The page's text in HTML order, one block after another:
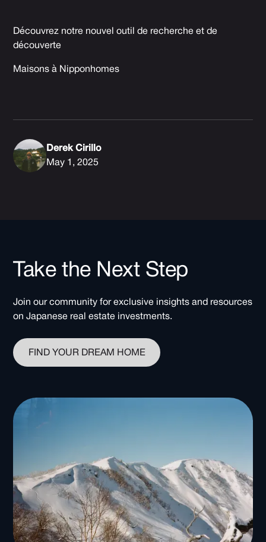
Découvrez notre nouvel outil de recherche et de
découverte
Maisons à Nipponhomes
Derek Cirillo
May 1, 2025
Take the Next Step
Join our community for exclusive insights and resources
on Japanese real estate investments.
FIND YOUR DREAM HOME